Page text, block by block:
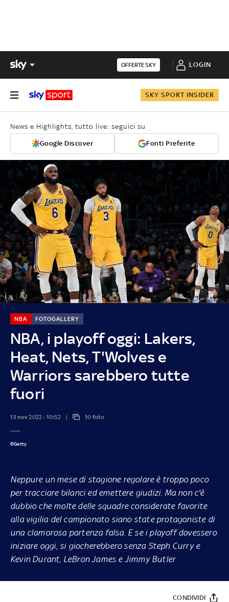
OFFERTE SKY LOGIN
SKY SPORT INSIDER
News e Highlights, tutto live: seguici su
Google Discover Fonti Preferite
NBA, i playoff oggi: Lakers,
Heat, Nets, T'Wolves e
Warriors sarebbero tutte
fuori
NBA FOTOGALLERY
13 nov 2022 - 10:52 10 foto
©Getty
Neppure un mese di stagione regolare è troppo poco
per tracciare bilanci ed emettere giudizi. Ma non c'è
dubbio che molte delle squadre considerate favorite
alla vigilia del campionato siano state protagoniste di
una clamorosa partenza falsa. E se i playoff dovessero
iniziare oggi, si giocherebbero senza Steph Curry e
Kevin Durant, LeBron James e Jimmy Butler
CONDIVIDI